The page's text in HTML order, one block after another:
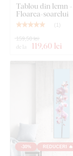
Tablou din lemn -
Floarea-soarelui
( 1 )
de la 119,60 lei
159,50 lei
-30% REDUCERI 🔥